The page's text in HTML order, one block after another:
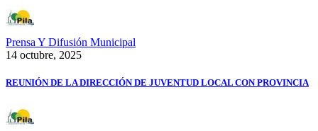
Prensa Y Difusión Municipal
14 octubre, 2025
REUNIÓN DE LA DIRECCIÓN DE JUVENTUD LOCAL CON PROVINCIA